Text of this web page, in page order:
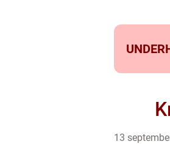
13